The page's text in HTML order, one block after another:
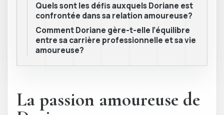
Quels sont les défis auxquels Doriane est
confrontée dans sa relation amoureuse?
Comment Doriane gère-t-elle l’équilibre
entre sa carrière professionnelle et sa vie
amoureuse?
La passion amoureuse de